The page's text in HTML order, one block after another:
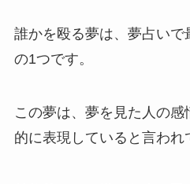
誰かを殴る夢は、夢占いで
の1つです。
この夢は、夢を見た人の
的に表現していると言われ